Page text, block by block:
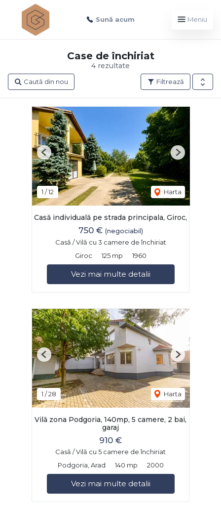
Sună acum Meniu
4 rezultate
Case de închiriat
Filtrează
Caută din nou
1 /12 Harta
Previous Next
Casă individuală pe strada principala, Giroc,
750 € (negociabil)
Casă / Vilă cu 3 camere de închiriat
Giroc
125 mp 1960
Vezi mai multe detalii
1 /28 Harta
Previous Next
Vilă zona Podgoria, 140mp, 5 camere, 2 bai,
garaj
910 €
Casă / Vilă cu 5 camere de închiriat
Podgoria, Arad
140 mp 2000
Vezi mai multe detalii